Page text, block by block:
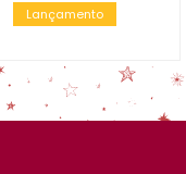
Lançamento